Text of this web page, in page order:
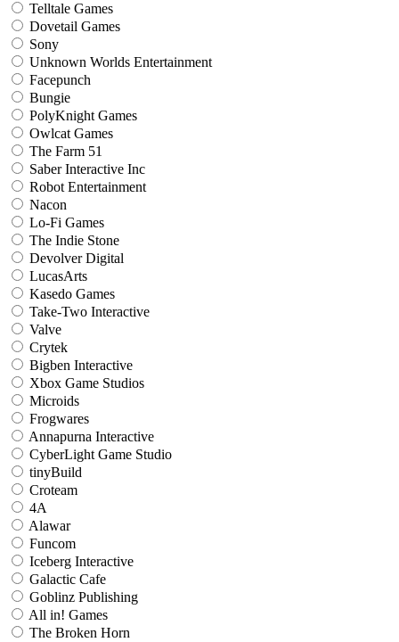
Telltale Games
Dovetail Games
Sony
Unknown Worlds Entertainment
Facepunch
Bungie
PolyKnight Games
Owlcat Games
The Farm 51
Saber Interactive Inc
Robot Entertainment
Nacon
Lo-Fi Games
The Indie Stone
Devolver Digital
LucasArts
Kasedo Games
Take-Two Interactive
Valve
Crytek
Bigben Interactive
Xbox Game Studios
Microids
Frogwares
Annapurna Interactive
CyberLight Game Studio
tinyBuild
Croteam
4A
Alawar
Funcom
Iceberg Interactive
Galactic Cafe
Goblinz Publishing
All in! Games
The Broken Horn